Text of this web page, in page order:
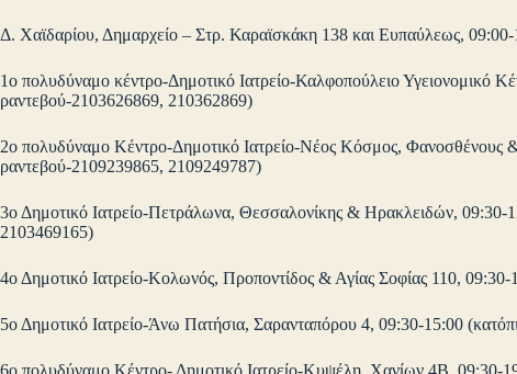
Δ. Χαϊδαρίου, Δημαρχείο – Στρ. Καραϊσκάκη 138 και Ευπαύλεως,
1ο πολυδύναμο κέντρο-Δημοτικό Ιατρείο-Καλφοπούλειο Υγειονομικό
ραντεβού-2103626869, 210362869)
2ο πολυδύναμο Κέντρο-Δημοτικό Ιατρείο-Νέος Κόσμος, Φανοσθένους
ραντεβού-2109239865, 2109249787)
3ο Δημοτικό Ιατρείο-Πετράλωνα, Θεσσαλονίκης & Ηρακλειδών, 09:30-
2103469165)
4ο Δημοτικό Ιατρείο-Κολωνός, Προποντίδος & Αγίας Σοφίας 110,
5ο Δημοτικό Ιατρείο-Άνω Πατήσια, Σαρανταπόρου 4, 09:30-15:00